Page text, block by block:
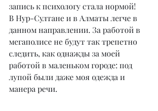
запись к психологу стала нормой!
В Нур-Султане и в Алматы легче в
данном направлении. За работой в
мегаполисе не будут так трепетно
следить, как однажды за моей
работой в маленьком городе: под
лупой были даже моя одежда и
манера речи.